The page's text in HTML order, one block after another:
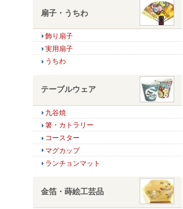
扇子・うちわ
飾り扇子
実用扇子
うちわ
テーブルウェア
九谷焼
箸・カトラリー
コースター
マグカップ
ランチョンマット
金箔・蒔絵工芸品